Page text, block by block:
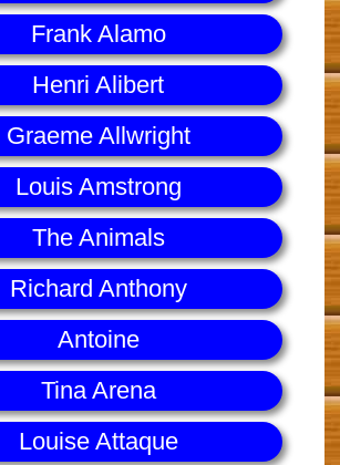
Frank Alamo
Henri Alibert
Graeme Allwright
Louis Amstrong
The Animals
Richard Anthony
Antoine
Tina Arena
Louise Attaque